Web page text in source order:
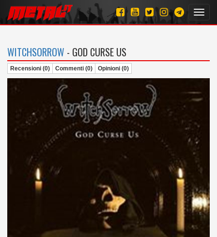
WITCHSORROW - GOD CURSE US
Recensioni (0) Commenti (0) Opinioni (0)